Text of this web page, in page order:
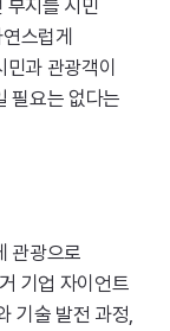
부지를 시민
스럽게
과 관광객이
필요는 없다는
관광으로
기업 자이언트
기술 발전 과정,